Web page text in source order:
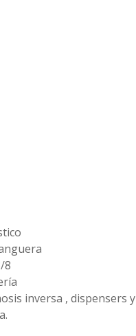
8
inversa , dispensers y